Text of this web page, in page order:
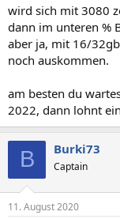
wird sich mit 3080
dann im unteren %
aber ja, mit 16/
noch auskommen.
am besten du
2022, dann lohnt
B Burki73
Captain
11. August 2020